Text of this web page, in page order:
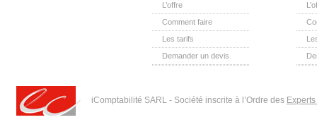
L’offre
Comment faire
Les tarifs
Demander un devis
iComptabilité SARL - Société inscrite à l’Ordre des